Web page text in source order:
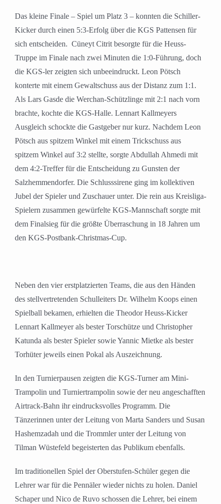
Das kleine Finale – Spiel um Platz 3 – konnten die Schiller-
Kicker durch einen 5:3-Erfolg über die KGS Pattensen für
sich entscheiden. Cüneyt Citrit besorgte für die Heuss-
Truppe im Finale nach zwei Minuten die 1:0-Führung, doch
die KGS-ler zeigten sich unbeeindruckt. Leon Pötsch
konterte mit einem Gewaltschuss aus der Distanz zum 1:1.
Als Lars Gasde die Werchan-Schützlinge mit 2:1 nach vorn
brachte, kochte die KGS-Halle. Lennart Kallmeyers
Ausgleich schockte die Gastgeber nur kurz. Nachdem Leon
Pötsch aus spitzem Winkel mit einem Trickschuss aus
spitzem Winkel auf 3:2 stellte, sorgte Abdullah Ahmedi mit
dem 4:2-Treffer für die Entscheidung zu Gunsten der
Salzhemmendorfer. Die Schlusssirene ging im kollektiven
Jubel der Spieler und Zuschauer unter. Die rein aus Kreisliga-
Spielern zusammen gewürfelte KGS-Mannschaft sorgte mit
dem Finalsieg für die größte Überraschung in 18 Jahren um
den KGS-Postbank-Christmas-Cup.
Neben den vier erstplatzierten Teams, die aus den Händen
des stellvertretenden Schulleiters Dr. Wilhelm Koops einen
Spielball bekamen, erhielten die Theodor Heuss-Kicker
Lennart Kallmeyer als bester Torschütze und Christopher
Katunda als bester Spieler sowie Yannic Mietke als bester
Torhüter jeweils einen Pokal als Auszeichnung.
In den Turnierpausen zeigten die KGS-Turner am Mini-
Trampolin und Turniertrampolin sowie der neu angeschafften
Airtrack-Bahn ihr eindrucksvolles Programm. Die
Tänzerinnen unter der Leitung von Marta Sanders und Susan
Hashemzadah und die Trommler unter der Leitung von
Tilman Wüstefeld begeisterten das Publikum ebenfalls.
Im traditionellen Spiel der Oberstufen-Schüler gegen die
Lehrer war für die Pennäler wieder nichts zu holen. Daniel
Schaper und Nico de Ruvo schossen die Lehrer, bei einem